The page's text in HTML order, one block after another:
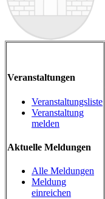
Veranstaltungen
Veranstaltungsliste
Veranstaltung
melden
Aktuelle Meldungen
Alle Meldungen
Meldung
einreichen